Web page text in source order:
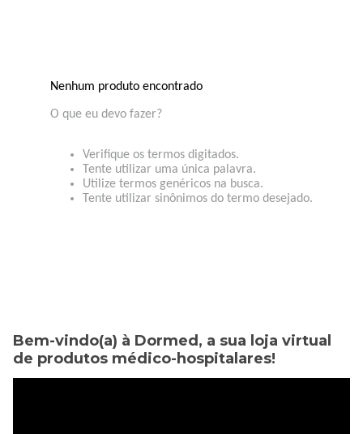
Nenhum produto encontrado
O que eu devo fazer?
Verifique os termos digitados.
Tente utilizar uma única palavra.
Utilize termos genéricos na busca.
Tente utilizar sinônimos do termo desejado.
Bem-vindo(a) à Dormed, a sua loja virtual
de produtos médico-hospitalares!